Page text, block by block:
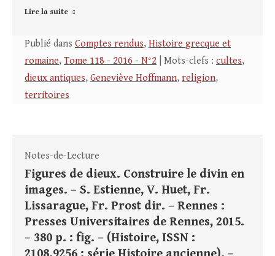
Lire la suite
Publié dans Comptes rendus, Histoire grecque et
romaine, Tome 118 - 2016 - N°2 | Mots-clefs : cultes,
dieux antiques, Geneviève Hoffmann, religion,
territoires
Notes-de-Lecture
Figures de dieux. Construire le divin en
images. – S. Estienne, V. Huet, Fr.
Lissarague, Fr. Prost dir. – Rennes :
Presses Universitaires de Rennes, 2015.
– 380 p. : fig. – (Histoire, ISSN :